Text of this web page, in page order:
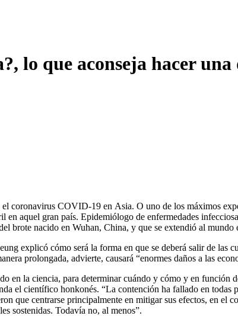
lo que aconseja hacer
coronavirus COVID-19 en Asia. O uno de los máximos
en aquel gran país. Epidemiólogo de enfermedades
brote nacido en Wuhan, China, y que se extendió al mundo
explicó cómo será la forma en que se deberá salir de las
prolongada, advierte, causará “enormes daños a las
en la ciencia, para determinar cuándo y cómo y en función
el científico honkonés. “La contención ha fallado en
que centrarse principalmente en mitigar sus efectos, en
sostenidas. Todavía no, al menos”.